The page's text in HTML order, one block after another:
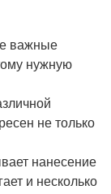
важные
нужную
не только
нанесение
и несколько